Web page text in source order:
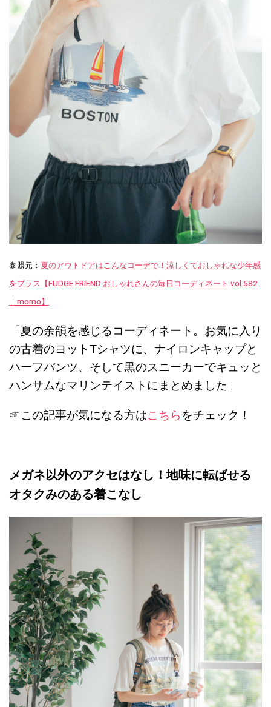
参照元： 夏のアウトドアはこんなコーデで！涼しくておしゃれな少年感
をプラス【FUDGE FRIEND おしゃれさんの毎日コーディネート vol.582
｜momo】
「夏の余韻を感じるコーディネート。お気に入り
の古着のヨットTシャツに、ナイロンキャップと
ハーフパンツ、そして黒のスニーカーでキュッと
ハンサムなマリンテイストにまとめました」
☞この記事が気になる方はこちらをチェック！
メガネ以外のアクセはなし！地味に転ばせる
オタクみのある着こなし